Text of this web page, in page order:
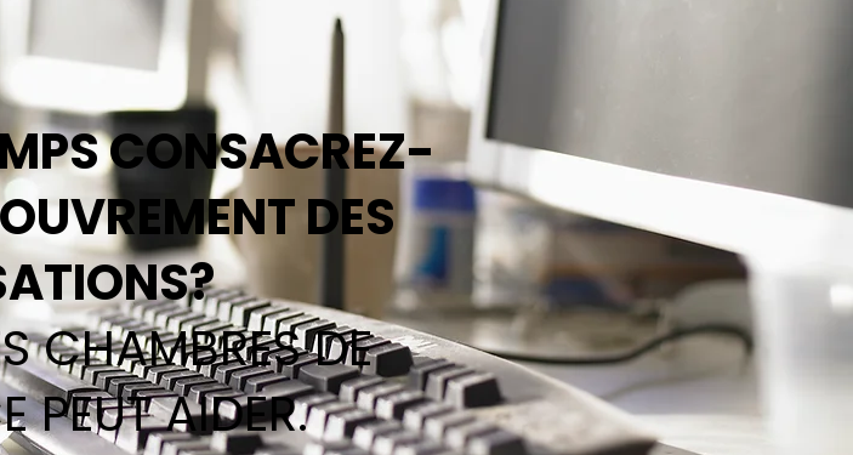
CONSACREZ-
DES
CHAMBRES DE
PEUT AIDER.